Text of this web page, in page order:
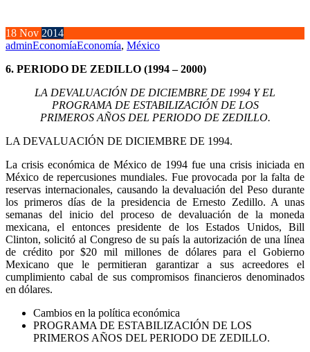
18 Nov 2014
adminEconomíaEconomía, México
6. PERIODO DE ZEDILLO (1994 – 2000)
LA DEVALUACIÓN DE DICIEMBRE DE 1994 Y EL
PROGRAMA DE ESTABILIZACIÓN DE LOS
PRIMEROS AÑOS DEL PERIODO DE ZEDILLO.
LA DEVALUACIÓN DE DICIEMBRE DE 1994.
La crisis económica de México de 1994 fue una crisis iniciada en
México de repercusiones mundiales. Fue provocada por la falta de
reservas internacionales, causando la devaluación del Peso durante
los primeros días de la presidencia de Ernesto Zedillo. A unas
semanas del inicio del proceso de devaluación de la moneda
mexicana, el entonces presidente de los Estados Unidos, Bill
Clinton, solicitó al Congreso de su país la autorización de una línea
de crédito por $20 mil millones de dólares para el Gobierno
Mexicano que le permitieran garantizar a sus acreedores el
cumplimiento cabal de sus compromisos financieros denominados
en dólares.
Cambios en la política económica
PROGRAMA DE ESTABILIZACIÓN DE LOS
PRIMEROS AÑOS DEL PERIODO DE ZEDILLO.